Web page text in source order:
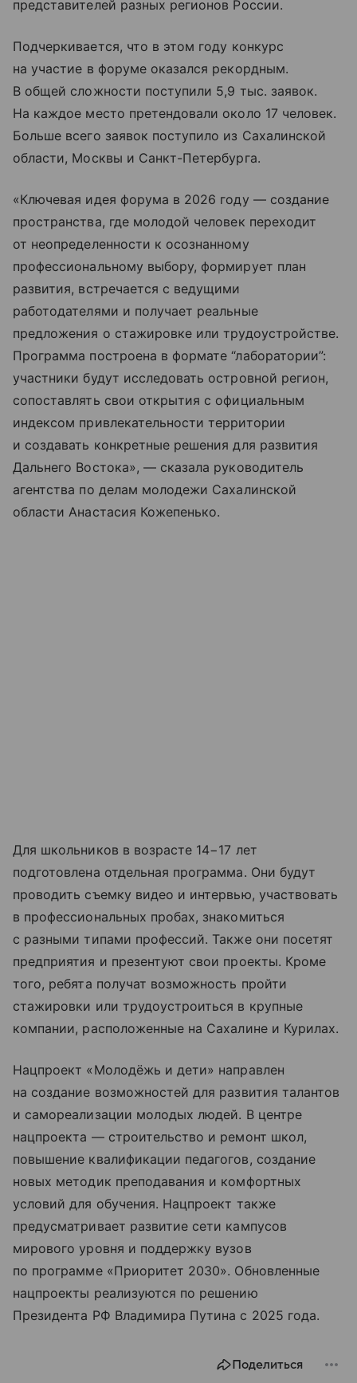
представителей разных регионов России.
Подчеркивается, что в этом году конкурс
на участие в форуме оказался рекордным.
В общей сложности поступили 5,9 тыс. заявок.
На каждое место претендовали около 17 человек.
Больше всего заявок поступило из Сахалинской
области, Москвы и Санкт-Петербурга.
«Ключевая идея форума в 2026 году — создание
пространства, где молодой человек переходит
от неопределенности к осознанному
профессиональному выбору, формирует план
развития, встречается с ведущими
работодателями и получает реальные
предложения о стажировке или трудоустройстве.
Программа построена в формате “лаборатории”:
участники будут исследовать островной регион,
сопоставлять свои открытия с официальным
индексом привлекательности территории
и создавать конкретные решения для развития
Дальнего Востока», — сказала руководитель
агентства по делам молодежи Сахалинской
области Анастасия Кожепенько.
Для школьников в возрасте 14−17 лет
подготовлена отдельная программа. Они будут
проводить съемку видео и интервью, участвовать
в профессиональных пробах, знакомиться
с разными типами профессий. Также они посетят
предприятия и презентуют свои проекты. Кроме
того, ребята получат возможность пройти
стажировки или трудоустроиться в крупные
компании, расположенные на Сахалине и Курилах.
Нацпроект «Молодёжь и дети» направлен
на создание возможностей для развития талантов
и самореализации молодых людей. В центре
нацпроекта — строительство и ремонт школ,
повышение квалификации педагогов, создание
новых методик преподавания и комфортных
условий для обучения. Нацпроект также
предусматривает развитие сети кампусов
мирового уровня и поддержку вузов
по программе «Приоритет 2030». Обновленные
нацпроекты реализуются по решению
Президента РФ Владимира Путина с 2025 года.
Поделиться